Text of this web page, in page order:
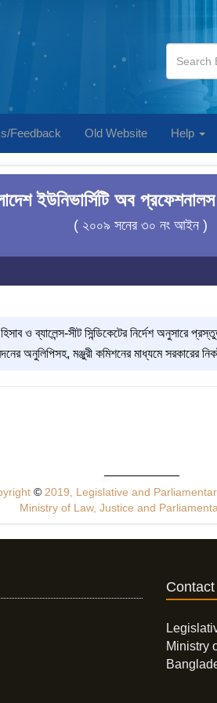
Feedback Old Website Help
ইউনিভার্সিটি অব
( ২০০৯ সনের ৩০ নং আইন )
ও ব্যালেন্স-সীট সিন্ডিকেটের নির্দেশ অনুসারে
অনুলিপিসহ, মঞ্জুরী কমিশনের মাধ্যমে সরকারের
© 2019, Legislative and
Ministry of Law, Justice and
Ministry